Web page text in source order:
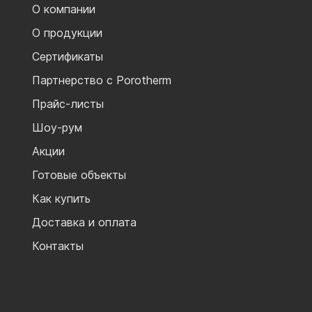
О компании
О продукции
Сертификаты
Партнерство с Porotherm
Прайс-листы
Шоу-рум
Акции
Готовые объекты
Как купить
Доставка и оплата
Контакты